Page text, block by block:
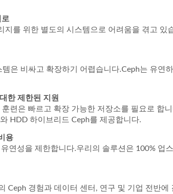
지를 위한 별도의 시스템으로 어려움을 겪고 있
은 비싸고 확장하기 어렵습니다.Ceph는 유연
한 제한된 지원
련은 빠르고 확장 가능한 저장소를 필요로 합
HDD 하이브리드 Ceph를 제공합니다.
용
연성을 제한합니다.우리의 솔루션은 100% 업
Ceph 경험과 데이터 센터, 연구 및 기업 전반